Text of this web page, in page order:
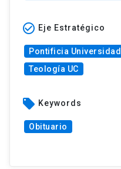
check_circle_outline Eje Estratégico
Pontificia
Teología UC
local_offer Keywords
Obituario